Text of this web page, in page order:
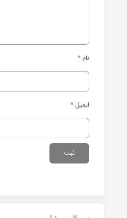
نام*
ایمیل *